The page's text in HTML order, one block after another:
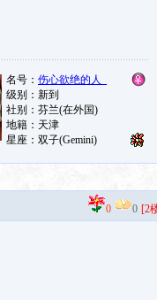
0 0 [2